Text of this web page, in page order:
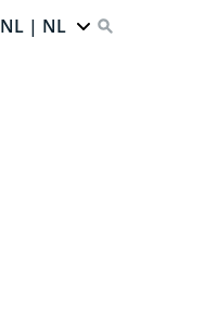
NL | NL